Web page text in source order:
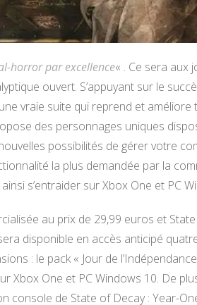
horror par excellence« . Ce sera aux
ouvert. S’appuyant sur le
vraie suite qui reprend et améliore
des personnages uniques
possibilités de gérer votre
la plus demandée par la
s’entraider sur Xbox One et PC
au prix de 29,99 euros et
disponible en accès anticipé
: le pack « Jour de
One et PC Windows 10. De
console de State of Decay : Year-